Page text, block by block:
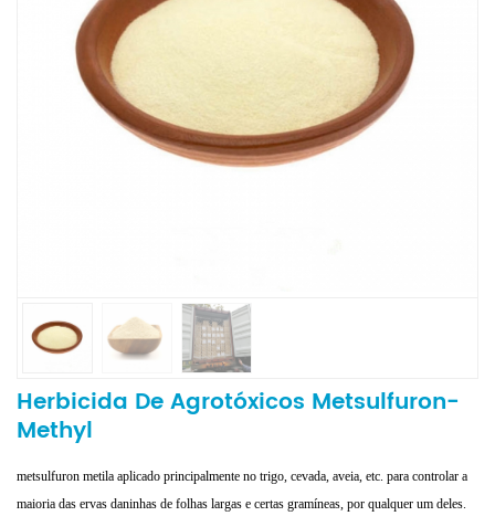
Herbicida De Agrotóxicos Metsulfuron-
Methyl
metsulfuron metila aplicado principalmente no trigo, cevada, aveia, etc. para controlar a
maioria das ervas daninhas de folhas largas e certas gramíneas, por qualquer um deles.